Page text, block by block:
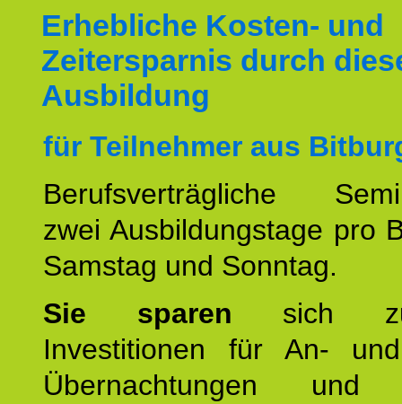
Erhebliche Kosten- und
Zeitersparnis durch
Ausbildung
für Teilnehmer aus
Berufsverträgliche
zwei Ausbildungstage pro
Samstag und Sonntag.
Sie sparen sich
Investitionen für An-
Übernachtungen und